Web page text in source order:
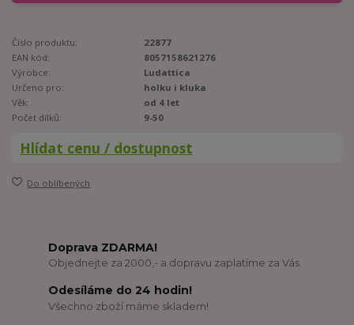
Číslo produktu:
22877
EAN kód:
8057158621276
Výrobce:
Ludattica
Určeno pro:
holku i kluka
Věk:
od 4 let
Počet dílků:
9-50
Hlídat cenu / dostupnost
Do oblíbených
Doprava ZDARMA!
Objednejte za 2000,- a dopravu zaplatíme za Vás.
Odesíláme do 24 hodin!
Všechno zboží máme skladem!